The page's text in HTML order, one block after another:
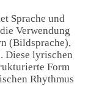
Sprache und
Verwendung
(Bildsprache),
Diese lyrischen
Form
Rhythmus